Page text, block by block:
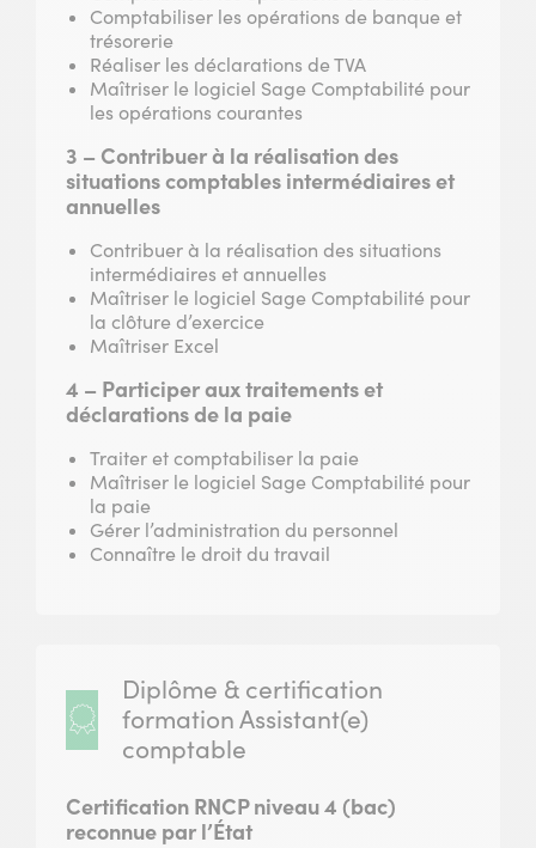
Comptabiliser les opérations de banque et
trésorerie
Réaliser les déclarations de TVA
Maîtriser le logiciel Sage Comptabilité pour
les opérations courantes
3 – Contribuer à la réalisation des
situations comptables intermédiaires et
annuelles
Contribuer à la réalisation des situations
intermédiaires et annuelles
Maîtriser le logiciel Sage Comptabilité pour
la clôture d’exercice
Maîtriser Excel
4 – Participer aux traitements et
déclarations de la paie
Traiter et comptabiliser la paie
Maîtriser le logiciel Sage Comptabilité pour
la paie
Gérer l’administration du personnel
Connaître le droit du travail
Diplôme & certification
formation Assistant(e)
comptable
Certification RNCP niveau 4 (bac)
reconnue par l’État